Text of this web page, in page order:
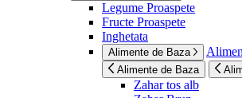
Legume Proaspete
Fructe Proaspete
Inghetata
Alimente de Baza
Alimente de Baza
Zahar tos alb